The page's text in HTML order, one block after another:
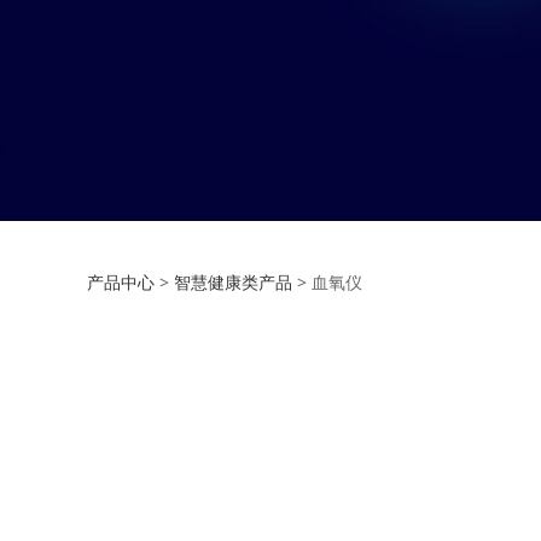
血氧仪
产品中心 > 智慧健康类产品 > 血氧仪